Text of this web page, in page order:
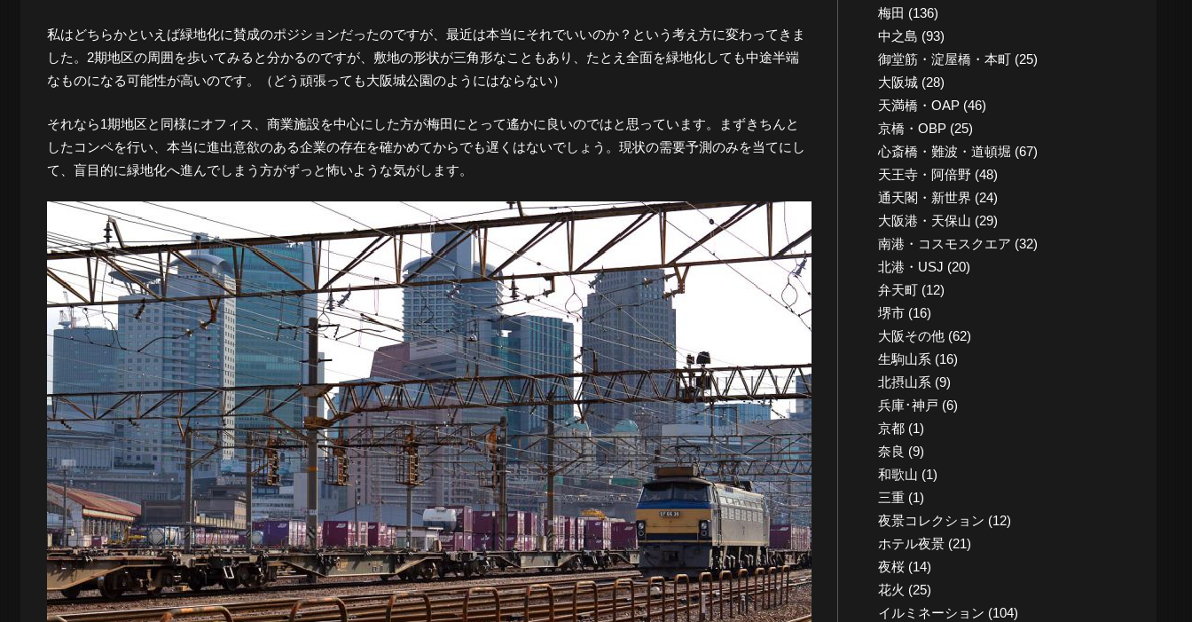
探
訪-
私はどちらかといえば緑地化に賛成のポジションだったのですが、最近は本当にそれでいいのか？という考え方に変わってきま
した。2期地区の周囲を歩いてみると分かるのですが、敷地の形状が三角形なこともあり、たとえ全面を緑地化しても中途半端
なものになる可能性が高いのです。（どう頑張っても大阪城公園のようにはならない）
それなら1期地区と同様にオフィス、商業施設を中心にした方が梅田にとって遙かに良いのではと思っています。まずきちんと
したコンペを行い、本当に進出意欲のある企業の存在を確かめてからでも遅くはないでしょう。現状の需要予測のみを当てにし
て、盲目的に緑地化へ進んでしまう方がずっと怖いような気がします。
梅田 (136)
中之島 (93)
御堂筋・淀屋橋・本町(25)
大阪城(28)
天満橋・OAP(46)
京橋・OBP(25)
心斎橋・難波・道頓堀 (67)
天王寺・阿倍野(48)
通天閣・新世界 (24)
大阪港・天保山 (29)
南港・コスモスクエア (32)
北港・USJ (20)
弁天町(12)
堺市(16)
大阪その他(62)
生駒山系 (16)
北摂山系 (9)
兵庫･神戸 (6)
京都(1)
奈良 (9)
和歌山 (1)
三重(1)
夜景コレクション (12)
ホテル夜景(21)
夜桜(14)
花火 (25)
イルミネーション (104)